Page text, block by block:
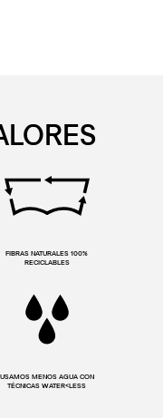
FIBRAS NATURALES 100%
RECICLABLES
USAMOS MENOS AGUA CON
TÉCNICAS WATER<LESS